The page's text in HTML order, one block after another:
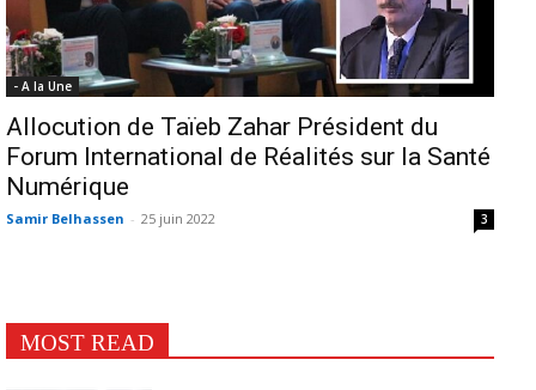
- A la Une
Allocution de Taïeb Zahar Président du
Forum International de Réalités sur la Santé
Numérique
Samir Belhassen - 25 juin 2022 3
MOST READ